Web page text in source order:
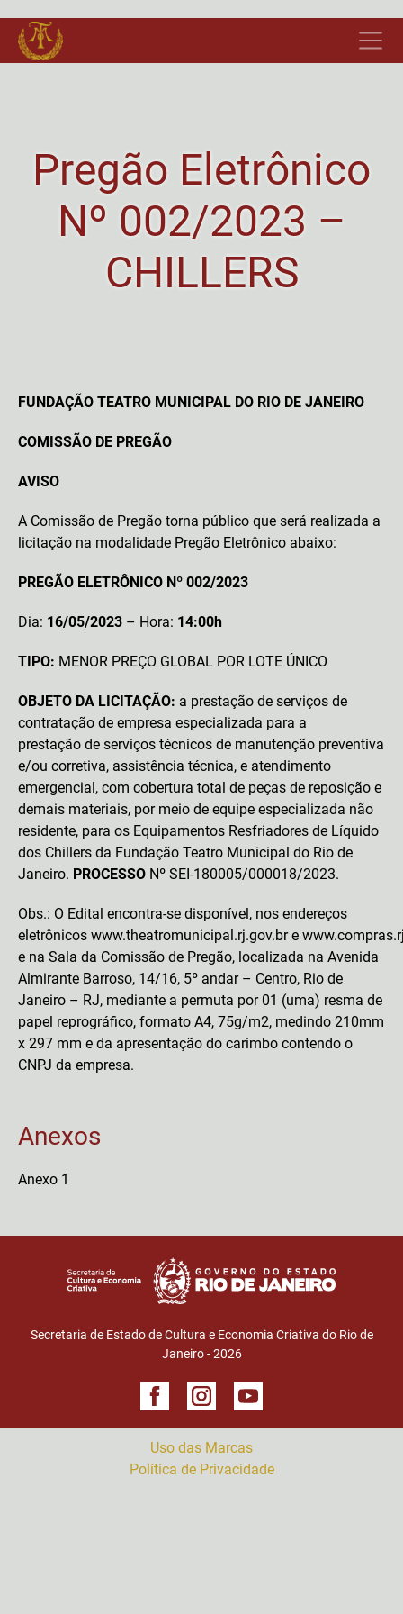
Pregão Eletrônico
Nº 002/2023 –
CHILLERS
FUNDAÇÃO TEATRO MUNICIPAL DO RIO DE JANEIRO
COMISSÃO DE PREGÃO
AVISO
A Comissão de Pregão torna público que será realizada a
licitação na modalidade Pregão Eletrônico abaixo:
PREGÃO ELETRÔNICO Nº 002/2023
Dia: 16/05/2023 – Hora: 14:00h
TIPO: MENOR PREÇO GLOBAL POR LOTE ÚNICO
OBJETO DA LICITAÇÃO: a prestação de serviços de
contratação de empresa especializada para a
prestação de serviços técnicos de manutenção preventiva
e/ou corretiva, assistência técnica, e atendimento
emergencial, com cobertura total de peças de reposição e
demais materiais, por meio de equipe especializada não
residente, para os Equipamentos Resfriadores de Líquido
dos Chillers da Fundação Teatro Municipal do Rio de
Janeiro. PROCESSO Nº SEI-180005/000018/2023.
Obs.: O Edital encontra-se disponível, nos endereços
eletrônicos www.theatromunicipal.rj.gov.bre
e na Sala da Comissão de Pregão, localizada na Avenida
Almirante Barroso, 14/16, 5º andar – Centro, Rio de
Janeiro – RJ, mediante a permuta por 01 (uma) resma de
papel reprográfico, formato A4, 75g/m2, medindo 210mm
x 297 mm e da apresentação do carimbo contendo o
CNPJ da empresa.
Anexos
Anexo 1
Secretaria de Estado de Cultura e Economia Criativa do Rio de
Janeiro - 2026
Uso das Marcas
Política de Privacidade